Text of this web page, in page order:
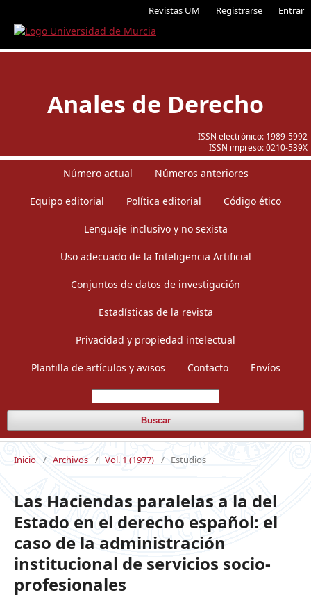
Revistas UM Registrarse Entrar
ISSN electrónico: 1989-5992
ISSN impreso:0210-539X
Anales de Derecho
Número actual Números anteriores
Equipo editorial Política editorial Código ético
Lenguaje inclusivo y no sexista
Uso adecuado de la Inteligencia Artificial
Conjuntos de datos de investigación
Estadísticas de la revista
Privacidad y propiedad intelectual
Plantilla de artículos y avisos Contacto Envíos
Buscar
Inicio / Archivos / Vol. 1 (1977) / Estudios
Las Haciendas paralelas a la del
Estado en el derecho español: el
caso de la administración
institucional de servicios socio-
profesionales